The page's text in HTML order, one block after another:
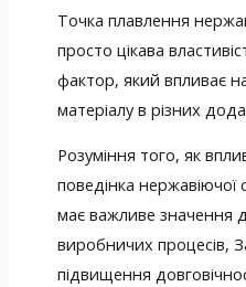
Точка плавлення
просто цікава
фактор, який впливає
матеріалу в різних
Розуміння того, як
поведінка нержавіючої
має важливе значення
виробничих процесів,
підвищення